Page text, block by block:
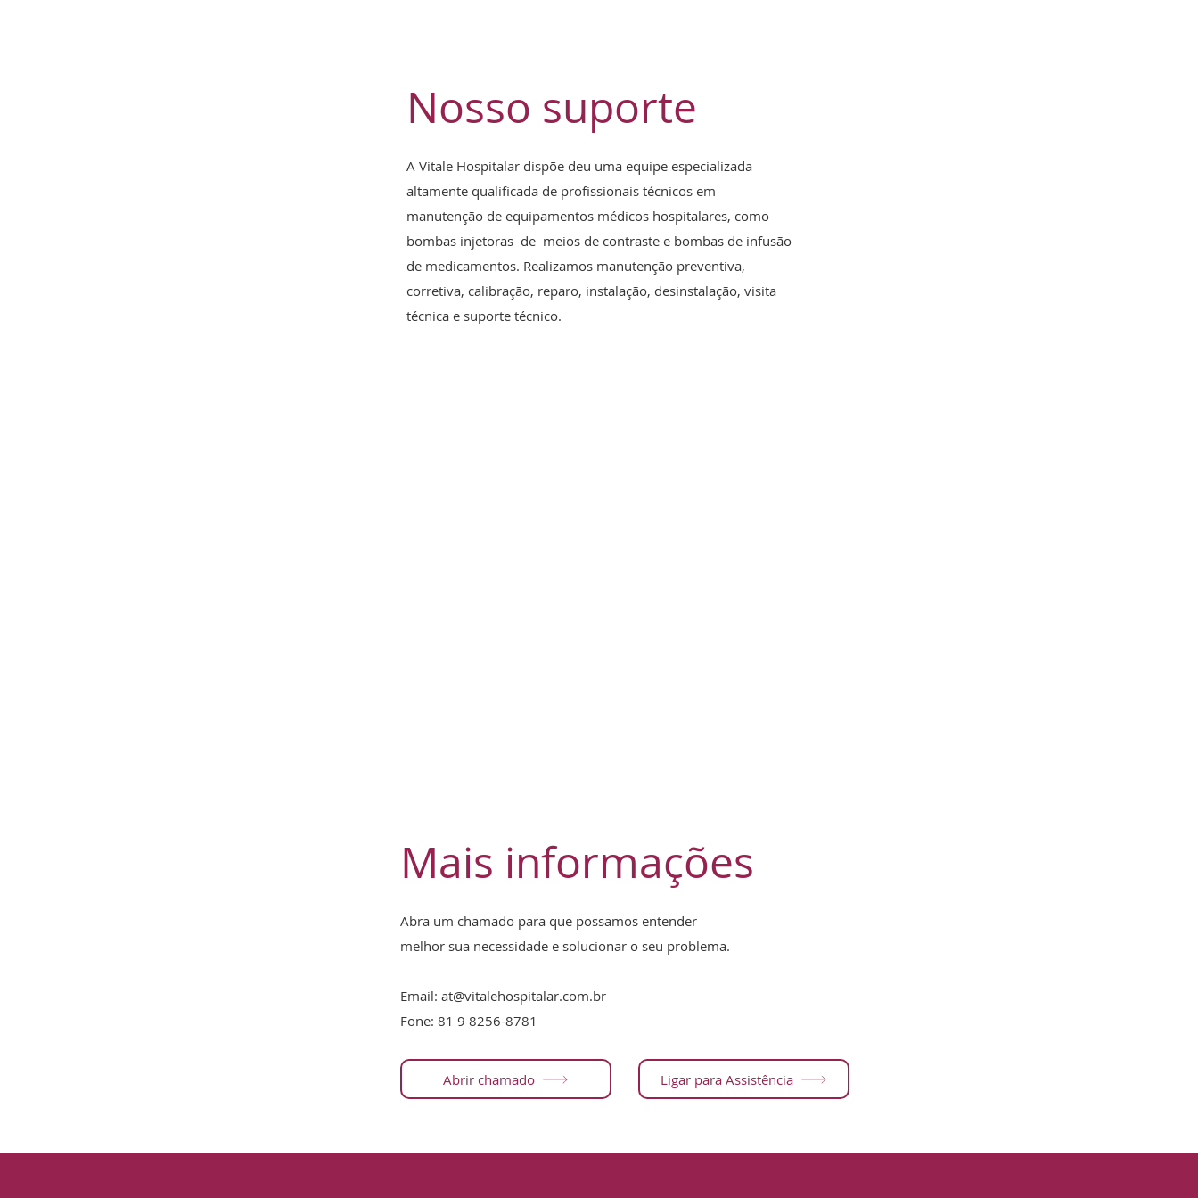
Nosso suporte
A Vitale Hospitalar dispõe deu uma equipe especializada
altamente qualificada de profissionais técnicos em
manutenção de equipamentos médicos hospitalares, como
bombas injetoras de meios de contraste e bombas de infusão
de medicamentos. Realizamos manutenção preventiva,
corretiva, calibração, reparo, instalação, desinstalação, visita
técnica e suporte técnico.
Mais informações
Abra um chamado para que possamos entender
melhor sua necessidade e solucionar o seu problema.
Email: at@vitalehospitalar.com.br
Fone: 81 9 8256-8781
Abrir chamado Ligar para Assistência